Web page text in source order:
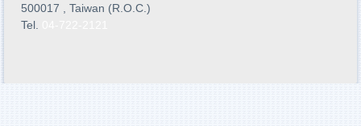
500017 , Taiwan (R.O.C.)
Tel.